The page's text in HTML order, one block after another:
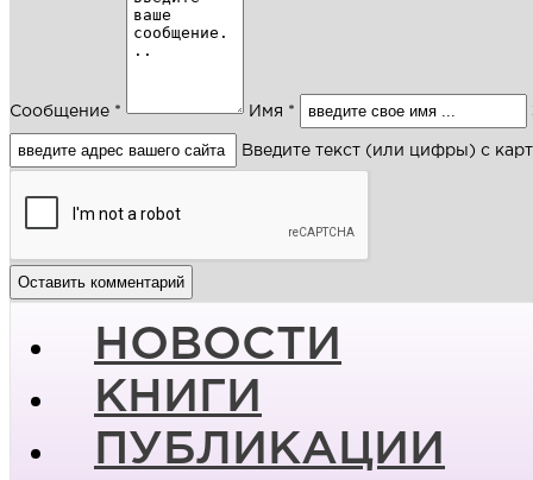
Сообщение * Имя *
Введите текст (или цифры) с
НОВОСТИ
КНИГИ
ПУБЛИКАЦИИ